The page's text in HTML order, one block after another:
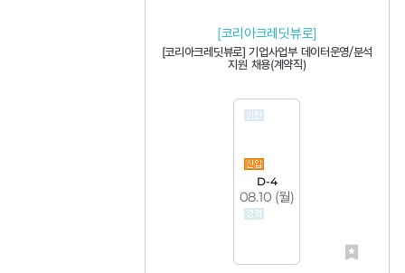
[코리아크레딧뷰로]
[코리아크레딧뷰로] 기업사업부 데이터운영/분석
지원 채용(계약직)
D-4
08.10 (월)